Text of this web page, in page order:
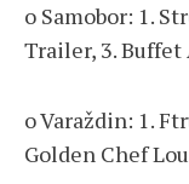
o Samobor: 1.
Trailer, 3. Buffet
o Varaždin: 1.
Golden Chef